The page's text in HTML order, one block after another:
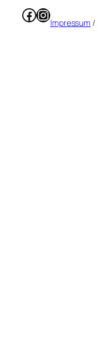
Facebook
Instagram
Impressum /